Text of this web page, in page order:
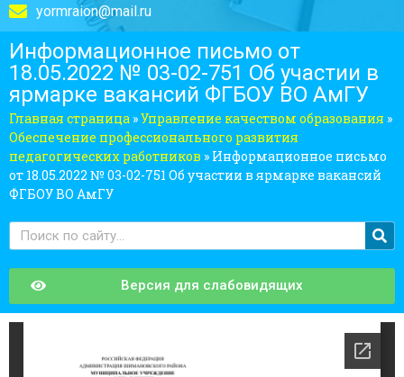
yormraion@mail.ru
Информационное письмо от
18.05.2022 № 03-02-751 Об участии в
ярмарке вакансий ФГБОУ ВО АмГУ
Главная страница »Управление качеством образования »
Обеспечение профессионального развития
педагогических работников » Информационное письмо
от 18.05.2022 № 03-02-751 Об участии в ярмарке вакансий
ФГБОУ ВО АмГУ
Версия для слабовидящих